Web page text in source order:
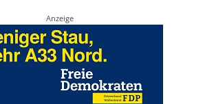
Anzeige